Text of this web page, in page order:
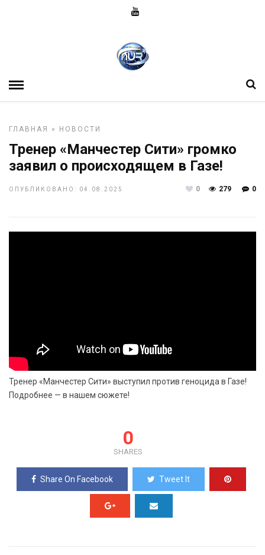
ГЛАВНАЯ » НОВОСТИ
Тренер «Манчестер Сити» громко
заявил о происходящем в Газе!
ОПУБЛИКОВАНО: 04.08.2025 0
279
0
Тренер «Манчестер Сити» выступил против геноцида в Газе!
Подробнее — в нашем сюжете!
0
SHARES
Share On Facebook Tweet It